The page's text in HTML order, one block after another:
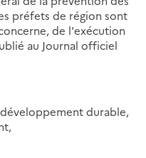
préfets de région sont
de l'exécution
au Journal officiel
durable,